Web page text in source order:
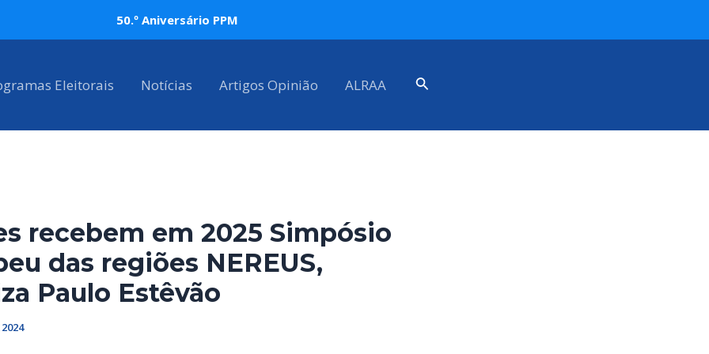
50.º Aniversário PPM
Eleitorais Notícias Artigos Opinião ALRAA Search
recebem em 2025 Simpósio
das regiões NEREUS,
Paulo Estêvão